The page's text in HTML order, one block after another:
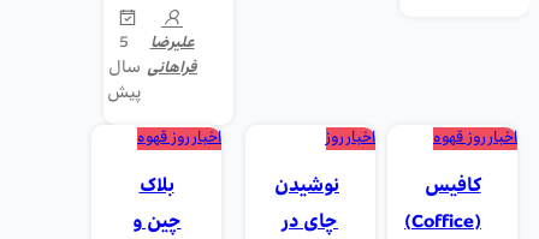
علیرضا
فراهانی
5
سال
پیش
اخبار روز قهوه
کافیس
(Coffice)
اخبار روز
نوشیدن
چای در
اخبار روز قهوه
بلاک
چین و